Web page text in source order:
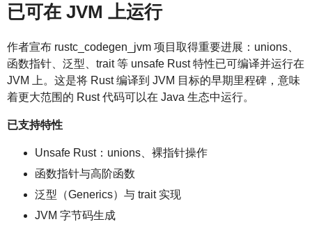
已可在 JVM 上运行
作者宣布 rustc_codegen_jvm 项目取得重要进展：unions、
函数指针、泛型、trait 等 unsafe Rust 特性已可编译并运行在
JVM 上。这是将 Rust 编译到 JVM 目标的早期里程碑，意味
着更大范围的 Rust 代码可以在 Java 生态中运行。
已支持特性
Unsafe Rust：unions、裸指针操作
函数指针与高阶函数
泛型（Generics）与 trait 实现
JVM 字节码生成